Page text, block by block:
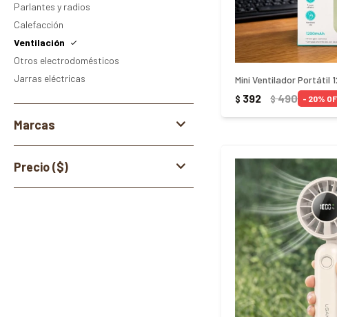
Mini Ventilador Portátil
$ 392 $490 20
Parlantes y radios
Calefacción
Ventilación
Otros electrodomésticos
Jarras eléctricas
Marcas
Precio($)